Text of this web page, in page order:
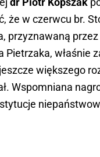
że w czerwcu br.
przyznawaną
Pietrzaka, właśnie
większego
Wspomniana